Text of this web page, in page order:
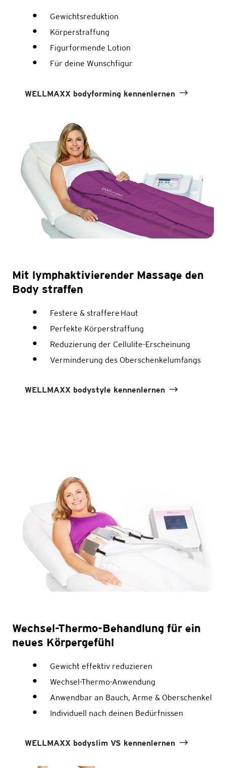
Gewichtsreduktion
Körperstraffung
Figurformende Lotion
Für deine Wunschfigur
WELLMAXX bodyforming kennenlernen
Mit lymphaktivierender Massage den
Body straffen
Festere & straffere Haut
Perfekte Körperstraffung
Reduzierung der Cellulite-Erscheinung
Verminderung des Oberschenkelumfangs
WELLMAXX bodystyle kennenlernen
Wechsel-Thermo-Behandlung für ein
neues Körpergefühl
Gewicht effektiv reduzieren
Wechsel-Thermo-Anwendung
Anwendbar an Bauch, Arme & Oberschenkel
Individuell nach deinen Bedürfnissen
WELLMAXX bodyslim VS kennenlernen